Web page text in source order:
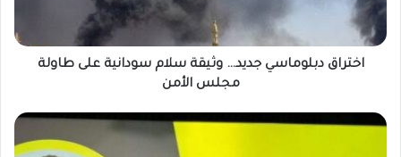
على
طاولة
مجلس
اختراق دبلوماسي جديد… وثيقة سلام سودانية على طاولة
مجلس الأمن
المقداد